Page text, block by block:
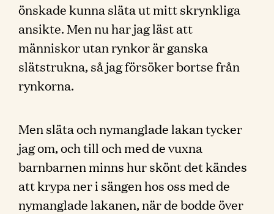
önskade kunna släta ut mitt skrynkliga
ansikte. Men nu har jag läst att
människor utan rynkor är ganska
slätstrukna, så jag försöker bortse från
rynkorna.
Men släta och nymanglade lakan tycker
jag om, och till och med de vuxna
barnbarnen minns hur skönt det kändes
att krypa ner i sängen hos oss med de
nymanglade lakanen, när de bodde över